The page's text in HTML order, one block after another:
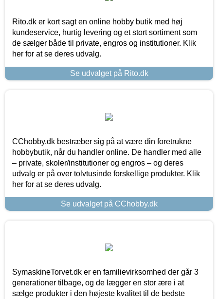
Rito.dk er kort sagt en online hobby butik med høj
kundeservice, hurtig levering og et stort sortiment som
de sælger både til private, engros og institutioner. Klik
her for at se deres udvalg.
Se udvalget på Rito.dk
CChobby.dk bestræber sig på at være din foretrukne
hobbybutik, når du handler online. De handler med alle
– private, skoler/institutioner og engros – og deres
udvalg er på over tolvtusinde forskellige produkter. Klik
her for at se deres udvalg.
Se udvalget på CChobby.dk
SymaskineTorvet.dk er en familievirksomhed der går 3
generationer tilbage, og de lægger en stor ære i at
sælge produkter i den højeste kvalitet til de bedste